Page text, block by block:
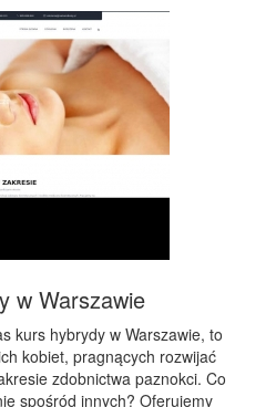
w Warszawie
kurs hybrydy w Warszawie, to
kobiet, pragnących rozwijać
zdobnictwa paznokci. Co
spośród innych? Oferujemy